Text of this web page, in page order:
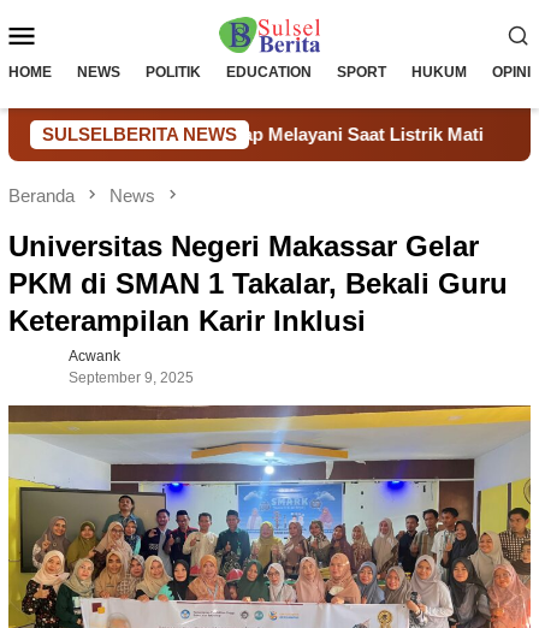
ke
Mobile
HOME NEWS POLITIK EDUCATION SPORT HUKUM OPINI
SULSELBERITA NEWS
Biaya & Tetap Melayani Saat Listrik Mati
Beranda News
Universitas Negeri Makassar Gelar
PKM di SMAN 1 Takalar, Bekali Guru
Keterampilan Karir Inklusi
Acwank
September 9, 2025